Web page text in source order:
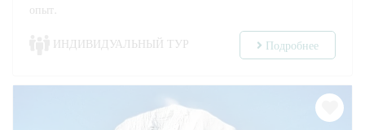
опыт.
ИНДИВИДУАЛЬНЫЙ ТУР Подробнее